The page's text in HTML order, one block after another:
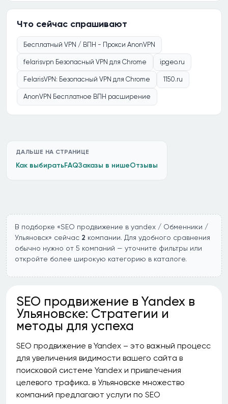
Что сейчас спрашивают
Бесплатный VPN / ВПН - Прокси AnonVPN
felarisvpn Безопасный VPN для Chrome ipgeo.ru
FelarisVPN: Безопасный VPN для Chrome 1150.ru
AnonVPN Бесплатное ВПН расширение
ДАЛЬШЕ НА СТРАНИЦЕ
Как выбиратьFAQЗаказы в нишеОтзывы
В подборке «SEO продвижение в yandex / Обменники /
Ульяновск» сейчас 2 компании. Для удобного сравнения
обычно нужно от 5 компаний — уточните фильтры или
откройте более широкую категорию в каталоге.
SEO продвижение в Yandex в
Ульяновске: Стратегии и
методы для успеха
SEO продвижение в Yandex – это важный процесс
для увеличения видимости вашего сайта в
поисковой системе Yandex и привлечения
целевого трафика. в Ульяновске множество
компаний предлагают услуги по SEO